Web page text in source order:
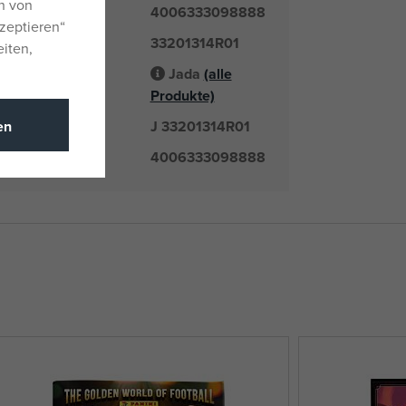
4006333098888
33201314R01
Jada (alle
Produkte)
J 33201314R01
4006333098888
von